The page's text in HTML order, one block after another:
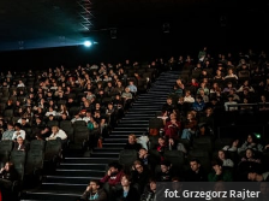
fot. Grzegorz Rajter